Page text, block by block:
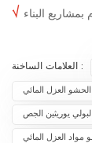
√ بمشاريع البناء
العلامات الساخنة :
العزل المائي
يوريثين الجص
مواد العزل المائي